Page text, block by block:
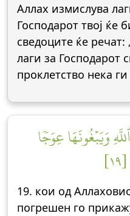
Аллах измислува
Господарот твој ќе
сведоците ќе
лаги за Господарот
проклетство нека
وَيَبۡغُونَهَا عِوَجٗا
19. кои од
погрешен го